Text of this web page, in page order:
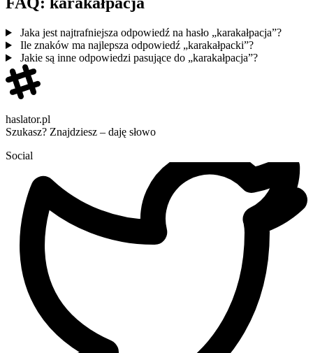
Jaka jest najtrafniejsza odpowiedź na hasło „karakałpacja”?
Ile znaków ma najlepsza odpowiedź „karakałpacki”?
Jakie są inne odpowiedzi pasujące do „karakałpacja”?
haslator.pl
Szukasz? Znajdziesz – daję słowo
Social